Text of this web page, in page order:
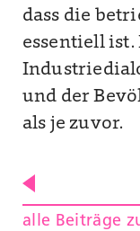
dass die
essentiell
und der
als je zuvor.
alle Beiträge